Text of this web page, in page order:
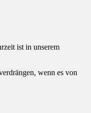
ist in unserem
wenn es von